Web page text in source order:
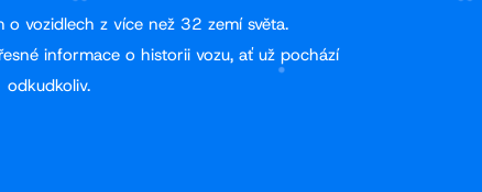
vozidlech z více než 32 zemí světa.
informace o historii vozu, ať už pochází
odkudkoliv.